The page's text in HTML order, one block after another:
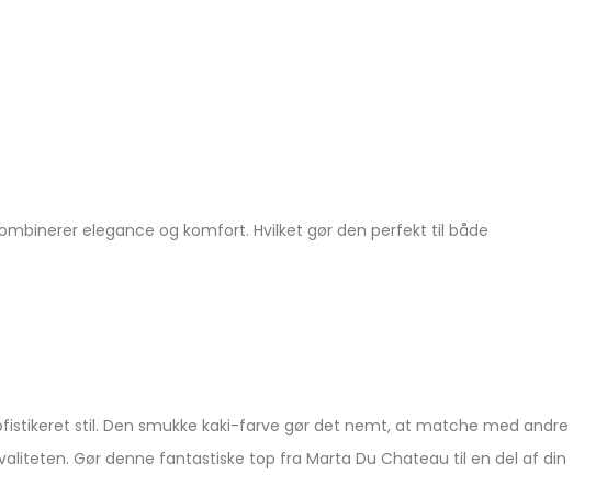
elegance og komfort. Hvilket gør den perfekt til både
stil. Den smukke kaki-farve gør det nemt, at matche med andre
Gør denne fantastiske top fra Marta Du Chateau til en del af din